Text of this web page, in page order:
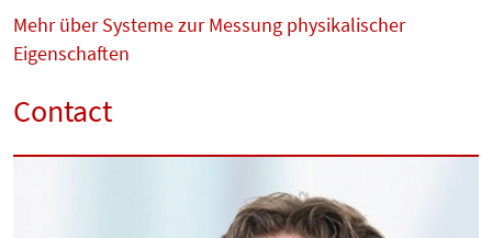
Mehr über Systeme zur Messung physikalischer
Eigenschaften
Contact